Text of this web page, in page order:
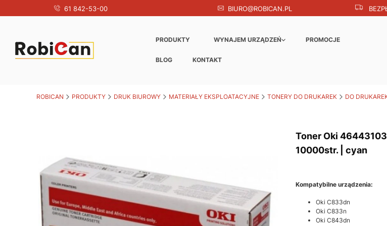
61 842-53-00 BIURO@ROBICAN.PL
PRODUKTY WYNAJEM URZĄDZEŃ PROMOCJE
BLOG KONTAKT
ROBICAN PRODUKTY DRUK BIUROWY MATERIAŁY EKSPLOATACYJNE TONERY DO DRUKAREK DO
Toner Oki
10000str. | cyan
Kompatybilne urządzenia:
Oki C833dn
Oki C833n
Oki C843dn